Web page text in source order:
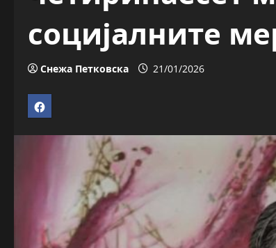
социјалните
Снежа Петковска 21/01/2026